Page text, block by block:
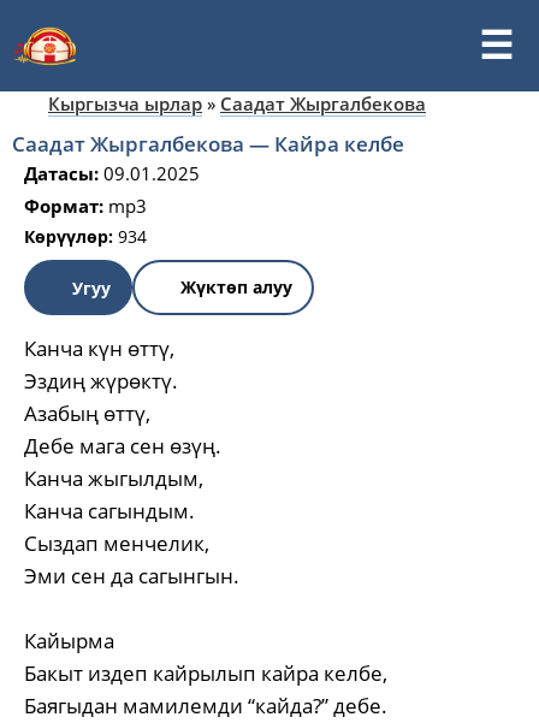
Кыргызча ырлар » Саадат Жыргалбекова
Саадат Жыргалбекова — Кайра келбе
Датасы: 09.01.2025
Формат: mp3
Көрүүлөр: 934
Угуу Жүктөп алуу
Канча күн өттү,
Эздиң жүрөктү.
Азабың өттү,
Дебе мага сен өзүң.
Канча жыгылдым,
Канча сагындым.
Сыздап менчелик,
Эми сен да сагынгын.
Кайырма
Бакыт издеп кайрылып кайра келбе,
Баягыдан мамилемди “кайда?” дебе.